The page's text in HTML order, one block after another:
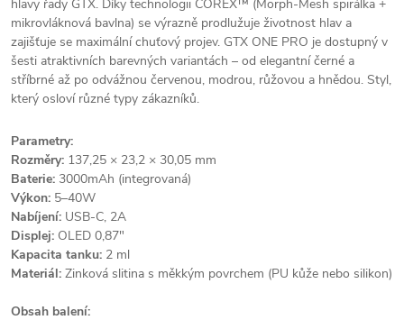
hlavy řady GTX. Díky technologii COREX™ (Morph-Mesh spirálka +
mikrovláknová bavlna) se výrazně prodlužuje životnost hlav a
zajišťuje se maximální chuťový projev. GTX ONE PRO je dostupný v
šesti atraktivních barevných variantách – od elegantní černé a
stříbrné až po odvážnou červenou, modrou, růžovou a hnědou. Styl,
který osloví různé typy zákazníků.
Parametry:
Rozměry: 137,25 × 23,2 × 30,05 mm
Baterie: 3000mAh (integrovaná)
Výkon: 5–40W
Nabíjení: USB-C, 2A
Displej: OLED 0,87"
Kapacita tanku: 2 ml
Materiál: Zinková slitina s měkkým povrchem (PU kůže nebo silikon)
Obsah balení: